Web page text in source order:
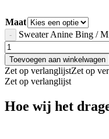
Maat
Sweater Anine Bing /
Toevoegen aan winkelwagen
Zet op verlanglijstZet op
Zet op verlanglijst
Hoe wij het